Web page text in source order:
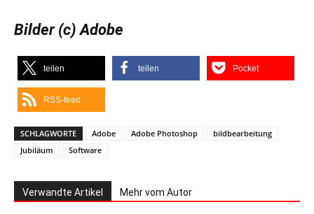
Bilder (c) Adobe
teilen teilen Pocket
RSS-feed
SCHLAGWORTE Adobe Adobe Photoshop
bildbearbeitung
Jubiläum
Software
Verwandte Artikel Mehr vom Autor